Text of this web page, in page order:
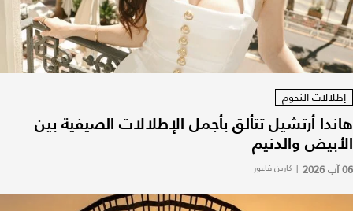
إطلالات النجوم
هاندا أرتشيل تتألق بأجمل الإطلالات الصيفية بين
الأبيض والدنيم
06 آب 2026 | كارين فاعور